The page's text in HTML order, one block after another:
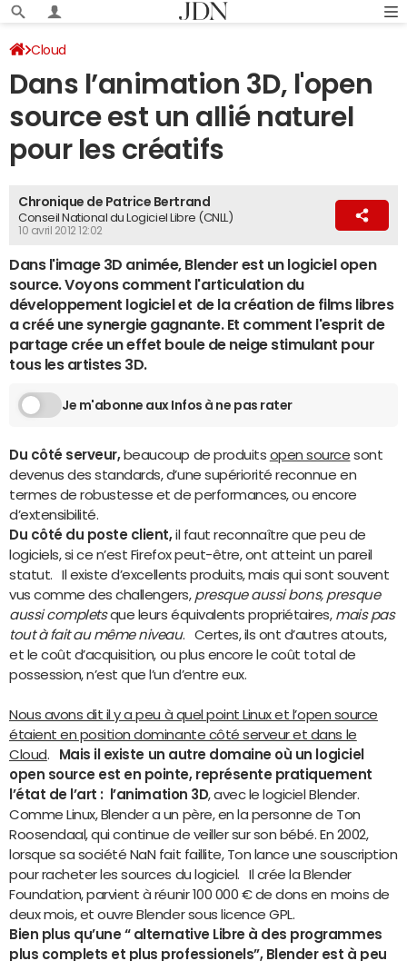
Cloud
Dans l’animation 3D, l'open
source est un allié naturel
pour les créatifs
Chronique de Patrice Bertrand
Conseil National du Logiciel Libre (CNLL)
10 avril 2012 12:02
Dans l'image 3D animée, Blender est un logiciel open
source. Voyons comment l'articulation du
développement logiciel et de la création de films libres
a créé une synergie gagnante. Et comment l'esprit de
partage crée un effet boule de neige stimulant pour
tous les artistes 3D.
Je m'abonne aux Infos à ne pas rater
Du côté serveur,beaucoup de produits open source sont
devenus des standards, d’une supériorité reconnue en
termes de robustesse et de performances, ou encore
d’extensibilité.
Du côté du poste client,il faut reconnaître que peu de
logiciels, si ce n’est Firefox peut-être, ont atteint un pareil
statut. Il existe d’excellents produits, mais qui sont souvent
vus comme des challengers, presque aussi bons, presque
aussi completsque leurs équivalents propriétaires, mais pas
tout à fait au même niveau. Certes, ils ont d’autres atouts,
et le coût d’acquisition, ou plus encore le coût total de
possession, n’est que l’un d’entre eux.
Nous avons dit il y a peu à quel point Linux et l’open source
étaient en position dominante côté serveur et dans le
Cloud .
Mais il existe un autre domaine où un logiciel
open source est en pointe, représente pratiquement
l’état de l’art : l’animation 3D, avec le logiciel Blender.
Comme Linux, Blender a un père, en la personne de Ton
Roosendaal, qui continue de veiller sur son bébé. En 2002,
lorsque sa société NaN fait faillite, Ton lance une souscription
pour racheter les sources du logiciel. Il crée la Blender
Foundation, parvient à réunir 100 000 € de dons en moins de
deux mois, et ouvre Blender sous licence GPL.
Bien plus qu’une “ alternative Libre à des programmes
plus complets et plus professionels”, Blender est à peu